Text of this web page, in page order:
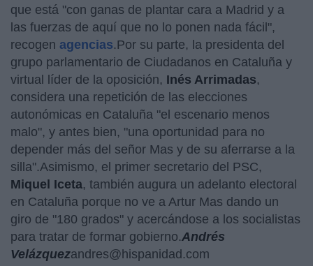
que está "con ganas de plantar cara a Madrid y a
las fuerzas de aquí que no lo ponen nada fácil",
recogen agencias.Por su parte, la presidenta del
grupo parlamentario de Ciudadanos en Cataluña y
virtual líder de la oposición, Inés Arrimadas,
considera una repetición de las elecciones
autonómicas en Cataluña "el escenario menos
malo", y antes bien, "una oportunidad para no
depender más del señor Mas y de su aferrarse a la
silla".Asimismo, el primer secretario del PSC,
Miquel Iceta, también augura un adelanto electoral
en Cataluña porque no ve a Artur Mas dando un
giro de "180 grados" y acercándose a los socialistas
para tratar de formar gobierno.Andrés
Velázquezandres@hispanidad.com